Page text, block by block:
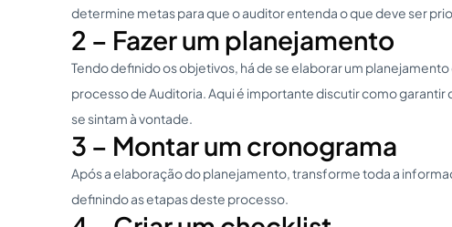
determine metas para que o auditor entenda o que deve ser
2 – Fazer um planejamento
Tendo definido os objetivos, há de se elaborar um
processo de Auditoria. Aqui é importante discutir como
se sintam à vontade.
3 – Montar um cronograma
Após a elaboração do planejamento, transforme toda a
definindo as etapas deste processo.